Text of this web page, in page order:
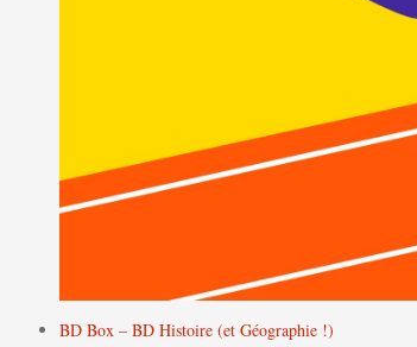
BD Box – BD Histoire (et Géographie !)